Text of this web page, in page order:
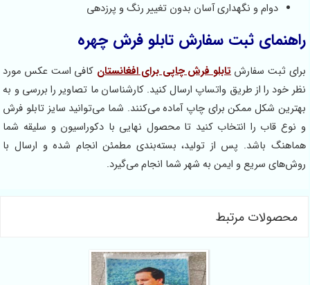
دوام و نگهداری آسان بدون تغییر رنگ و پرزدهی
راهنمای ثبت سفارش تابلو فرش چهره
برای ثبت سفارشتابلو فرش چاپی برای افغانستان کافی است عکس مورد
نظر خود را از طریق واتساپ ارسال کنید. کارشناسان ما تصاویر را بررسی و به
بهترین شکل ممکن برای چاپ آماده می‌کنند. شما می‌توانید سایز تابلو فرش
و نوع قاب را انتخاب کنید تا محصول نهایی با دکوراسیون و سلیقه شما
هماهنگ باشد. پس از تولید، بسته‌بندی مطمئن انجام شده و ارسال با
روش‌های سریع و ایمن به شهر شما انجام می‌گیرد.
محصولات مرتبط